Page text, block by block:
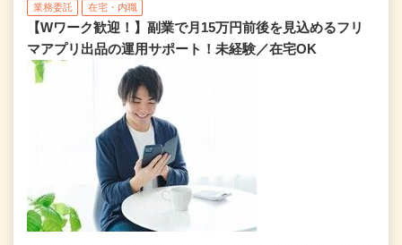
業務委託 在宅・内職
【Wワーク歓迎！】副業で月15万円前後を見込めるフリ
マアプリ出品の運用サポート！未経験／在宅OK